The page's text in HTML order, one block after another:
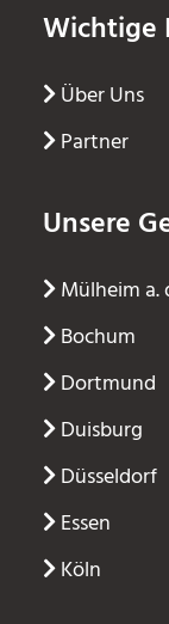
Wichtige
Über Uns
Partner
Unsere
Mülheim a.
Bochum
Dortmund
Duisburg
Düsseldorf
Essen
Köln